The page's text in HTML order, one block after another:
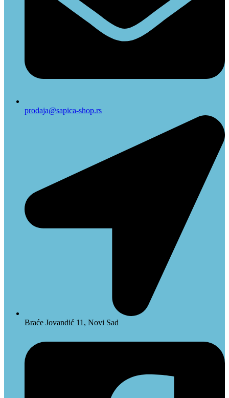
prodaja@sapica-shop.rs
Braće Jovandić 11, Novi Sad